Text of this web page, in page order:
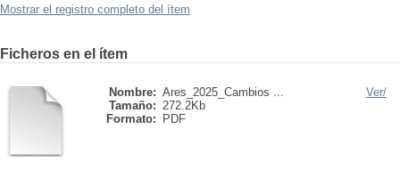
Mostrar el registro completo del ítem
Ficheros en el ítem
Nombre: Ares_2025_Cambios ...
Tamaño: 272.2Kb
Formato:
PDF
Ver/